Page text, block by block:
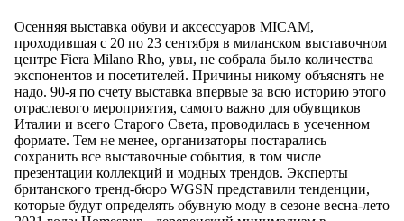
Осенняя выставка обуви и аксессуаров MICAM,
проходившая с 20 по 23 сентября в миланском выставочном
центре Fiera Milano Rho, увы, не собрала было количества
экспонентов и посетителей. Причины никому объяснять не
надо. 90-я по счету выставка впервые за всю историю этого
отраслевого мероприятия, самого важно для обувщиков
Италии и всего Старого Света, проводилась в усеченном
формате. Тем не менее, организаторы постарались
сохранить все выставочные события, в том числе
презентации коллекций и модных трендов. Эксперты
британского тренд-бюро WGSN представили тенденции,
которые будут определять обувную моду в сезоне весна-лето